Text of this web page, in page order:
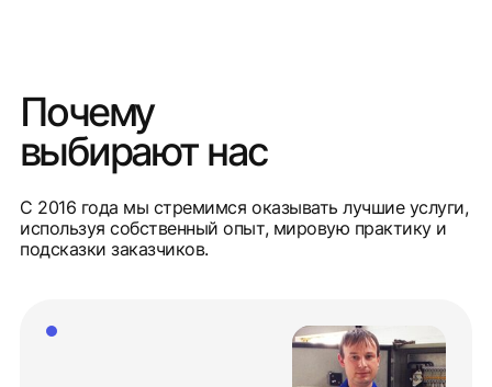
Почему
выбирают нас
С 2016 года мы стремимся оказывать лучшие услуги,
используя собственный опыт, мировую практику и
подсказки заказчиков.